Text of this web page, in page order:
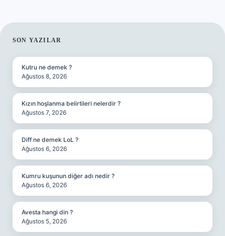
SIDEBAR
SON YAZILAR
Kutru ne demek ?
Ağustos 8, 2026
Kızın hoşlanma belirtileri nelerdir ?
Ağustos 7, 2026
Diff ne demek LoL ?
Ağustos 6, 2026
Kumru kuşunun diğer adı nedir ?
Ağustos 6, 2026
Avesta hangi din ?
Ağustos 5, 2026